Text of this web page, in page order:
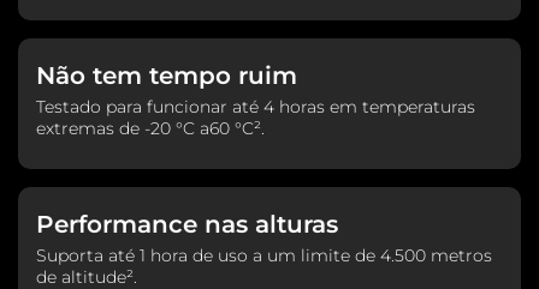
Profundidade (mm): 8,09
Entradas
USB-C
Câmera Traseira
Câmera Principal: Sensor Sony - LYTIA™ 700C 50 MP| Lente
Não tem tempo ruim
Testado para funcionar até 4 horas em temperaturas
extremas de -20 °C a60 °C².
Performance nas alturas
Suporta até 1 hora de uso a um limite de 4.500 metros
de altitude².